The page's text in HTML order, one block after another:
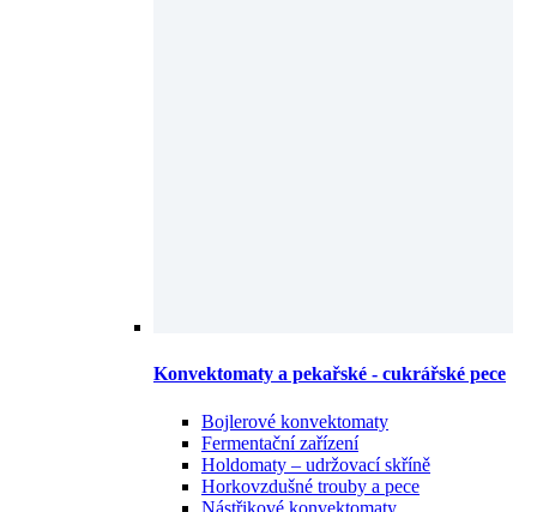
Konvektomaty a pekařské - cukrářské pece
Bojlerové konvektomaty
Fermentační zařízení
Holdomaty – udržovací skříně
Horkovzdušné trouby a pece
Nástřikové konvektomaty